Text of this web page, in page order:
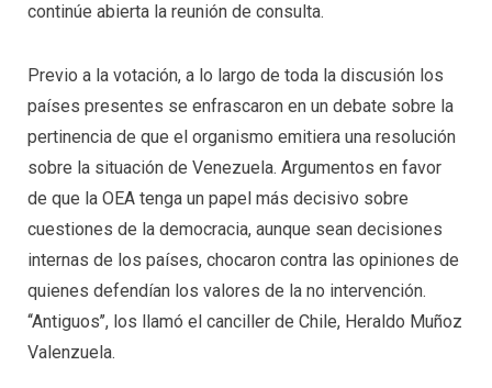
continúe abierta la reunión de consulta.
Previo a la votación, a lo largo de toda la discusión los
países presentes se enfrascaron en un debate sobre la
pertinencia de que el organismo emitiera una resolución
sobre la situación de Venezuela. Argumentos en favor
de que la OEA tenga un papel más decisivo sobre
cuestiones de la democracia, aunque sean decisiones
internas de los países, chocaron contra las opiniones de
quienes defendían los valores de la no intervención.
‘‘Antiguos’’, los llamó el canciller de Chile, Heraldo Muñoz
Valenzuela.